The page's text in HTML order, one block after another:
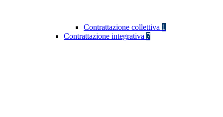
Contrattazione collettiva 1
Contrattazione integrativa 7